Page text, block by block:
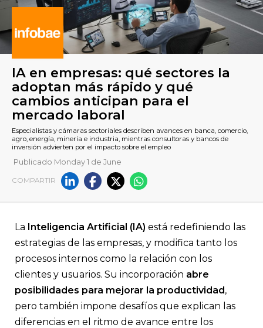
IA en empresas: qué
adoptan más rápido y qué
mercado laboral
Especialistas y cámaras sectoriales describen avances en
agro, energía, minería e industria, mientras consultoras y
inversión advierten por el impacto sobre el empleo
Publicado Monday 1 de June
COMPARTIR
La Inteligencia Artificial (IA) está redefiniendo las
estrategias de las empresas, y modifica tanto los
procesos internos como la relación con los
clientes y usuarios. Su incorporación abre
posibilidades para mejorar la productividad,
pero también impone desafíos que explican las
diferencias en el ritmo de avance entre los